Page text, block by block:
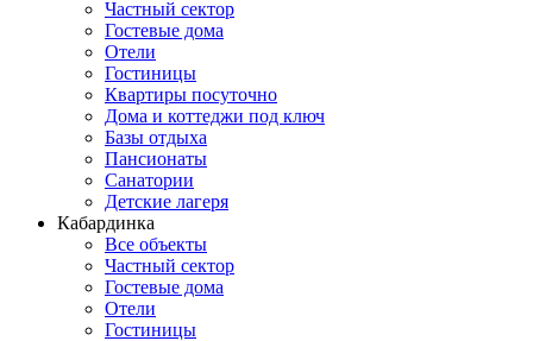
Частный сектор
Гостевые дома
Отели
Гостиницы
Квартиры посуточно
Дома и коттеджи под ключ
Базы отдыха
Пансионаты
Санатории
Детские лагеря
Кабардинка
Все объекты
Частный сектор
Гостевые дома
Отели
Гостиницы